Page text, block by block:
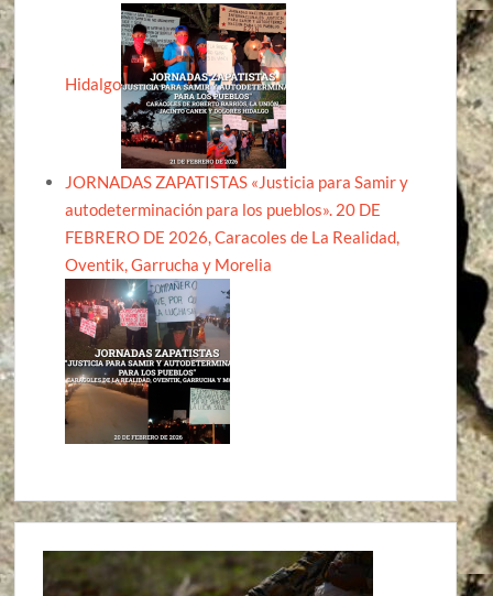
Hidalgo
JORNADAS ZAPATISTAS «Justicia para Samir y
autodeterminación para los pueblos». 20 DE
FEBRERO DE 2026, Caracoles de La Realidad,
Oventik, Garrucha y Morelia